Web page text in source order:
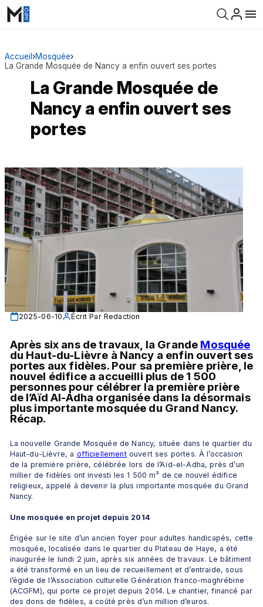
Accueil ›Mosquée›
La Grande Mosquée de Nancy a enfin ouvert ses portes
La Grande Mosquée de
Nancy a enfin ouvert ses
portes
2025-06-10 Écrit Par Redaction
Après six ans de travaux, la Grande Mosquée
du Haut-du-Lièvre à Nancy a enfin ouvert ses
portes aux fidèles. Pour sa première prière, le
nouvel édifice a accueilli plus de 1 500
personnes pour célébrer la première prière
de l’Aïd Al-Adha organisée dans la désormais
plus importante mosquée du Grand Nancy.
Récap.
La nouvelle Grande Mosquée de Nancy, située dans le quartier du
Haut-du-Lièvre, a officiellement ouvert ses portes. À l’occasion
de la première prière, célébrée lors de l’Aïd-el-Adha, près d’un
millier de fidèles ont investi les 1 500 m² de ce nouvel édifice
religieux, appelé à devenir la plus importante mosquée du Grand
Nancy.
Une mosquée en projet depuis 2014
Érigée sur le site d’un ancien foyer pour adultes handicapés, cette
mosquée, localisée dans le quartier du Plateau de Haye, a été
inaugurée le lundi 2 juin, après six années de travaux. Le bâtiment
a été transformé en un lieu de recueillement et d’entraide, sous
l’égide de l’Association culturelle Génération franco-maghrébine
(ACGFM), qui porte ce projet depuis 2014. Le chantier, financé par
des dons de fidèles, a coûté près d’un million d’euros.